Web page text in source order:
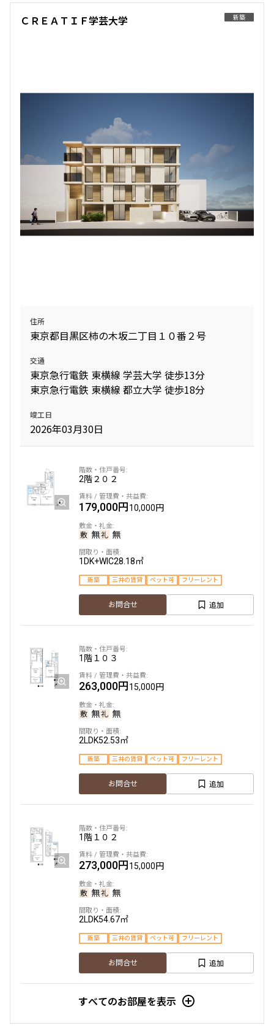
新築
ＣＲＥＡＴＩＦ学芸大学
住所
東京都目黒区柿の木坂二丁目１０番２号
交通
東京急行電鉄 東横線 学芸大学 徒歩13分
東京急行電鉄 東横線 都立大学 徒歩18分
竣工日
2026年03月30日
2階２０２
179,000円10,000円
無 無
1DK+WIC28.18㎡
新築 三井の賃貸 ペット可 フリーレント
お問合せ 追加
1階１０３
263,000円15,000円
無 無
2LDK52.53㎡
新築 三井の賃貸 ペット可 フリーレント
お問合せ 追加
1階１０２
273,000円15,000円
無 無
2LDK54.67㎡
新築 三井の賃貸 ペット可 フリーレント
お問合せ 追加
すべてのお部屋を表示